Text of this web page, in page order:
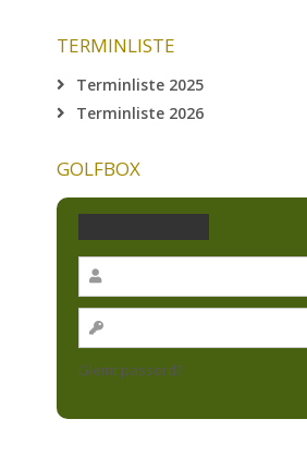
TERMINLISTE
Terminliste 2025
Terminliste 2026
GOLFBOX
Glemt passord?